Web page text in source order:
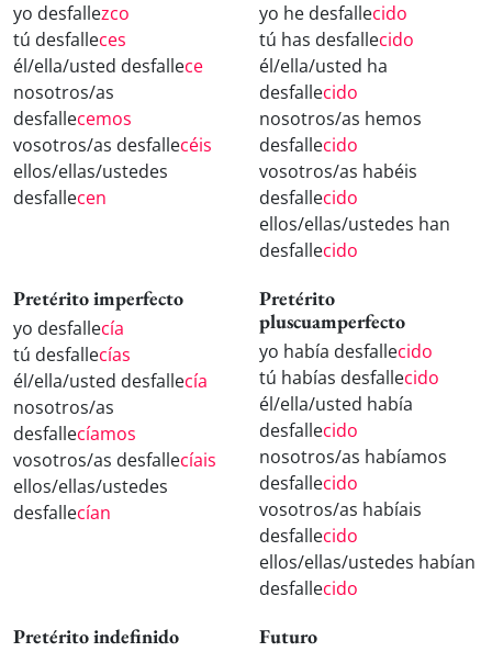
yo desfallezco
tú desfalleces
él/ella/usted desfallece
nosotros/as
desfallecemos
vosotros/as desfallecéis
ellos/ellas/ustedes
desfallecen
yo he desfallecido
tú has desfallecido
él/ella/usted ha
desfallecido
nosotros/as hemos
desfallecido
vosotros/as habéis
desfallecido
ellos/ellas/ustedes han
desfallecido
Pretérito imperfecto
yo desfallecía
tú desfallecías
él/ella/usted desfallecía
nosotros/as
desfallecíamos
vosotros/as desfallecíais
ellos/ellas/ustedes
desfallecían
Pretérito
pluscuamperfecto
yo había desfallecido
tú habías desfallecido
él/ella/usted había
desfallecido
nosotros/as habíamos
desfallecido
vosotros/as habíais
desfallecido
ellos/ellas/ustedes habían
desfallecido
Pretérito indefinido Futuro